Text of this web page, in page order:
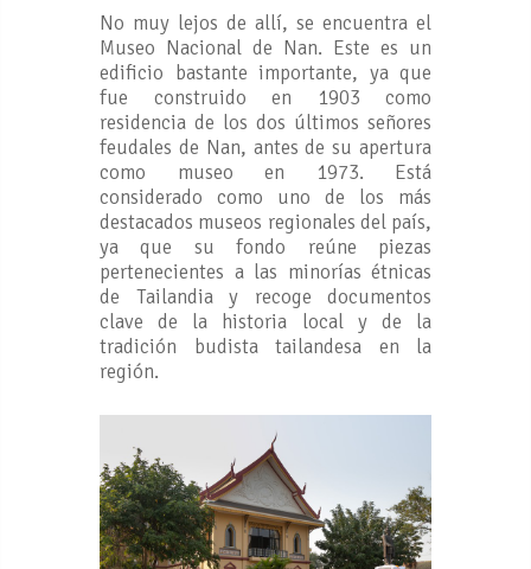
No muy lejos de allí, se encuentra el
Museo Nacional de Nan. Este es un
edificio bastante importante, ya que
fue construido en 1903 como
residencia de los dos últimos señores
feudales de Nan, antes de su apertura
como museo en 1973. Está
considerado como uno de los más
destacados museos regionales del país,
ya que su fondo reúne piezas
pertenecientes a las minorías étnicas
de Tailandia y recoge documentos
clave de la historia local y de la
tradición budista tailandesa en la
región.